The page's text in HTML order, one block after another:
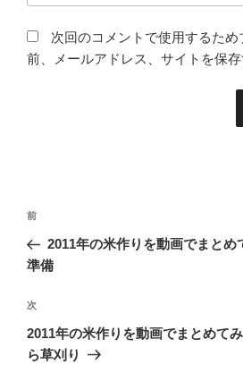
次回のコメントで使用するた
前、メールアドレス、サイトを保存
投
ナ
ゲ
ー
シ
前
の
投
前
2011年の米作りを動画でまと
準備
次
の
投
次
2011年の米作りを動画でまとめて
ら草刈り